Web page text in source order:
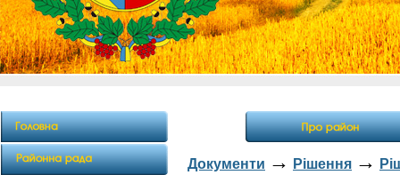
Документи → Рішення →